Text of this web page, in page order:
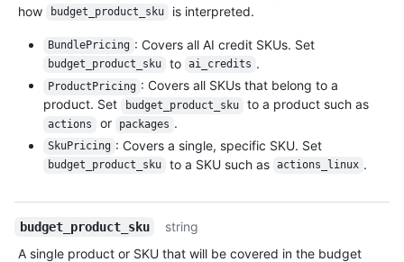
how
budget_product_sku is interpreted.
BundlePricing : Covers all AI credit SKUs. Set
budget_product_sku to ai_credits .
ProductPricing : Covers all SKUs that belong to a
product. Set
budget_product_sku to a product such as
actions or packages .
SkuPricing : Covers a single, specific SKU. Set
budget_product_sku to a SKU such as actions_linux .
budget_product_sku
string
A single product or SKU that will be covered in the budget